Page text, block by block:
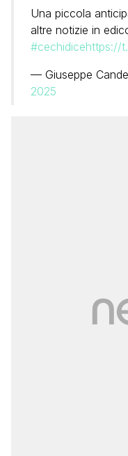
Una piccola
altre notizie in
#cechidicehttps://
— Giuseppe
2025